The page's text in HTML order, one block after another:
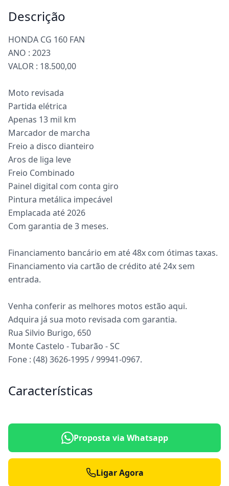
Descrição
HONDA CG 160 FAN
ANO : 2023
VALOR : 18.500,00
Moto revisada
Partida elétrica
Apenas 13 mil km
Marcador de marcha
Freio a disco dianteiro
Aros de liga leve
Freio Combinado
Painel digital com conta giro
Pintura metálica impecável
Emplacada até 2026
Com garantia de 3 meses.
Financiamento bancário em até 48x com ótimas taxas.
Financiamento via cartão de crédito até 24x sem
entrada.
Venha conferir as melhores motos estão aqui.
Adquira já sua moto revisada com garantia.
Rua Silvio Burigo, 650
Monte Castelo - Tubarão - SC
Fone : (48) 3626-1995 / 99941-0967.
Características
Proposta via Whatsapp
Ligar Agora